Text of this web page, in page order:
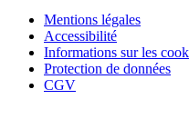
Mentions légales
Accessibilité
Informations sur les
Protection de données
CGV